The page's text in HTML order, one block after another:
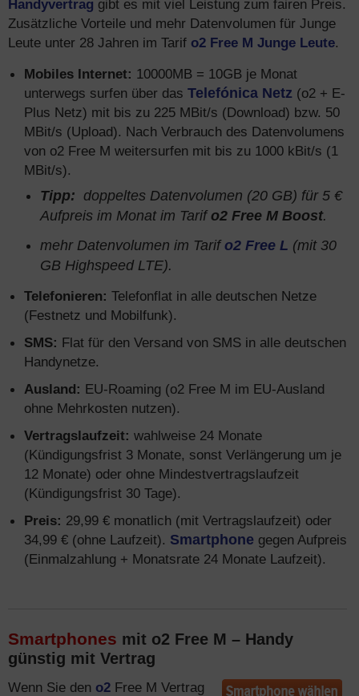
Handyvertrag gibt es mit viel Leistung zum fairen Preis.
Zusätzliche Vorteile und mehr Datenvolumen für Junge
Leute unter 28 Jahren im Tarif o2 Free M Junge Leute.
Mobiles Internet: 10000MB = 10GB je Monat
unterwegs surfen über das Telefónica Netz (o2 + E-
Plus Netz) mit bis zu 225 MBit/s (Download) bzw. 50
MBit/s (Upload). Nach Verbrauch des Datenvolumens
von o2 Free M weitersurfen mit bis zu 1000 kBit/s (1
MBit/s).
Tipp: doppeltes Datenvolumen (20 GB) für 5 €
Aufpreis im Monat im Tarifo2 Free M Boost.
mehr Datenvolumen im Tarifo2 Free L (mit 30
GB Highspeed LTE).
Telefonieren: Telefonflat in alle deutschen Netze
(Festnetz und Mobilfunk).
SMS: Flat für den Versand von SMS in alle deutschen
Handynetze.
Ausland: EU-Roaming (o2 Free M im EU-Ausland
ohne Mehrkosten nutzen).
Vertragslaufzeit: wahlweise 24 Monate
(Kündigungsfrist 3 Monate, sonst Verlängerung um je
12 Monate) oder ohne Mindestvertragslaufzeit
(Kündigungsfrist 30 Tage).
Preis: 29,99 € monatlich (mit Vertragslaufzeit) oder
34,99 € (ohne Laufzeit). Smartphone gegen Aufpreis
(Einmalzahlung + Monatsrate 24 Monate Laufzeit).
Smartphones mit o2 Free M – Handy
günstig mit Vertrag
Wenn Sie den o2 Free M Vertrag